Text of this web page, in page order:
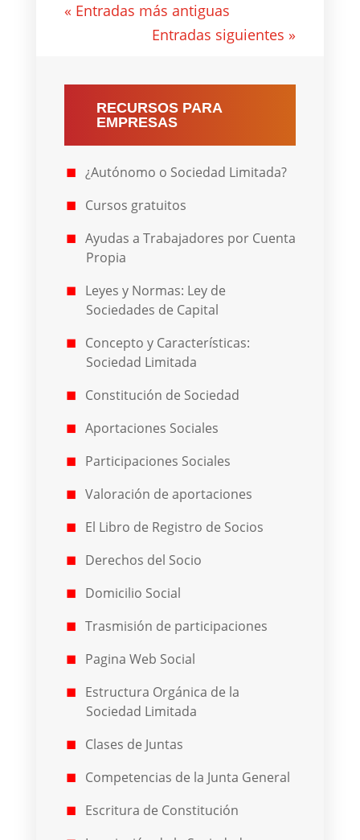
« Entradas más antiguas
Entradas siguientes »
RECURSOS PARA
EMPRESAS
¿Autónomo o Sociedad Limitada?
Cursos gratuitos
Ayudas a Trabajadores por Cuenta
Propia
Leyes y Normas: Ley de
Sociedades de Capital
Concepto y Características:
Sociedad Limitada
Constitución de Sociedad
Aportaciones Sociales
Participaciones Sociales
Valoración de aportaciones
El Libro de Registro de Socios
Derechos del Socio
Domicilio Social
Trasmisión de participaciones
Pagina Web Social
Estructura Orgánica de la
Sociedad Limitada
Clases de Juntas
Competencias de la Junta General
Escritura de Constitución